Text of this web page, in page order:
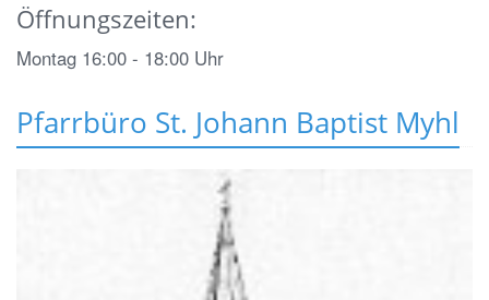
Öffnungszeiten:
Montag 16:00 - 18:00 Uhr
Pfarrbüro St. Johann Baptist Myhl